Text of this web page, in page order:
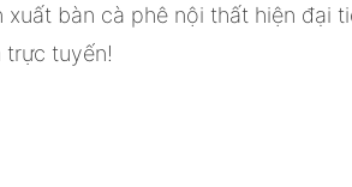
bàn cà phê nội thất hiện đại
trực tuyến!